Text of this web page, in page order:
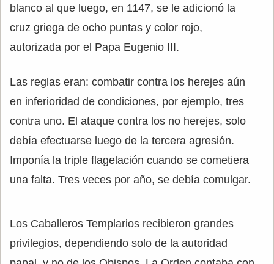
blanco al que luego, en 1147, se le adicionó la
cruz griega de ocho puntas y color rojo,
autorizada por el Papa Eugenio III.
Las reglas eran: combatir contra los herejes aún
en inferioridad de condiciones, por ejemplo, tres
contra uno. El ataque contra los no herejes, solo
debía efectuarse luego de la tercera agresión.
Imponía la triple flagelación cuando se cometiera
una falta. Tres veces por año, se debía comulgar.
Los Caballeros Templarios recibieron grandes
privilegios, dependiendo solo de la autoridad